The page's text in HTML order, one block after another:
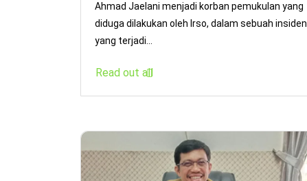
Ahmad Jaelani menjadi korban pemukulan yang
diduga dilakukan oleh Irso, dalam sebuah insiden
yang terjadi...
Read out all